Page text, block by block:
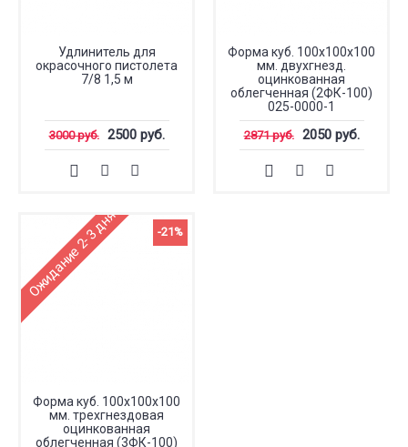
Удлинитель для
окрасочного пистолета
7/8 1,5 м
3000 руб. 2500 руб.
Форма куб. 100х100х100
мм. двухгнезд.
оцинкованная
облегченная (2ФК-100)
025-0000-1
2871 руб. 2050 руб.
-21%
Ожидание 2-3 дня
Форма куб. 100х100х100
мм. трехгнездовая
оцинкованная
облегченная (3ФК-100)